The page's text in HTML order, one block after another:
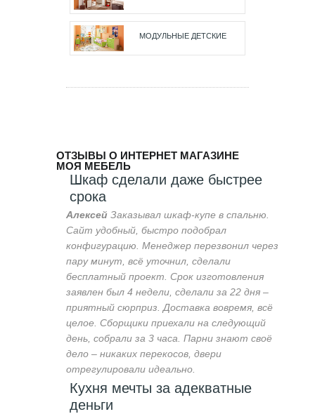
МОДУЛЬНЫЕ ДЕТСКИЕ
ОТЗЫВЫ О ИНТЕРНЕТ МАГАЗИНЕ
МОЯ МЕБЕЛЬ
Шкаф сделали даже быстрее
срока
Алексей Заказывал шкаф-купе в спальню.
Сайт удобный, быстро подобрал
конфигурацию. Менеджер перезвонил через
пару минут, всё уточнил, сделали
бесплатный проект. Срок изготовления
заявлен был 4 недели, сделали за 22 дня –
приятный сюрприз. Доставка вовремя, всё
целое. Сборщики приехали на следующий
день, собрали за 3 часа. Парни знают своё
дело – никаких перекосов, двери
отрегулировали идеально.
Кухня мечты за адекватные
деньги